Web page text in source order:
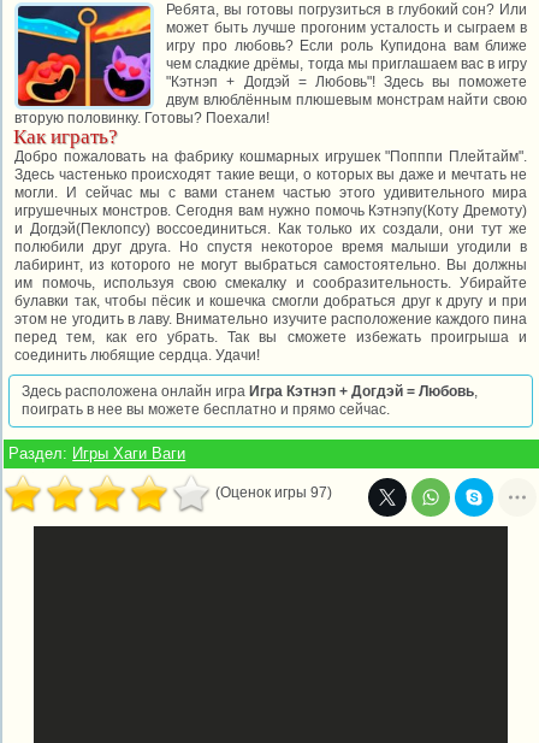
Ребята, вы готовы погрузиться в глубокий сон? Или
может быть лучше прогоним усталость и сыграем в
игру про любовь? Если роль Купидона вам ближе
чем сладкие дрёмы, тогда мы приглашаем вас в игру
"Кэтнэп + Догдэй = Любовь"! Здесь вы поможете
двум влюблённым плюшевым монстрам найти свою
вторую половинку. Готовы? Поехали!
Как играть?
Добро пожаловать на фабрику кошмарных игрушек "Попппи Плейтайм".
Здесь частенько происходят такие вещи, о которых вы даже и мечтать не
могли. И сейчас мы с вами станем частью этого удивительного мира
игрушечных монстров. Сегодня вам нужно помочь Кэтнэпу(Коту Дремоту)
и Догдэй(Пеклопсу) воссоединиться. Как только их создали, они тут же
полюбили друг друга. Но спустя некоторое время малыши угодили в
лабиринт, из которого не могут выбраться самостоятельно. Вы должны
им помочь, используя свою смекалку и сообразительность. Убирайте
булавки так, чтобы пёсик и кошечка смогли добраться друг к другу и при
этом не угодить в лаву. Внимательно изучите расположение каждого пина
перед тем, как его убрать. Так вы сможете избежать проигрыша и
соединить любящие сердца. Удачи!
Здесь расположена онлайн игра Игра Кэтнэп + Догдэй = Любовь,
поиграть в нее вы можете бесплатно и прямо сейчас.
Раздел: Игры Хаги Ваги
(Оценок игры 97)